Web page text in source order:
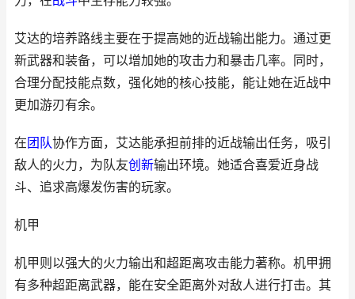
艾达的培养路线主要在于提高她的近战输出能力。通过更
新武器和装备，可以增加她的攻击力和暴击几率。同时，
合理分配技能点数，强化她的核心技能，能让她在近战中
更加游刃有余。
在团队协作方面，艾达能承担前排的近战输出任务，吸引
敌人的火力，为队友创新输出环境。她适合喜爱近身战
斗、追求高爆发伤害的玩家。
机甲
机甲则以强大的火力输出和超距离攻击能力著称。机甲拥
有多种超距离武器，能在安全距离外对敌人进行打击。其